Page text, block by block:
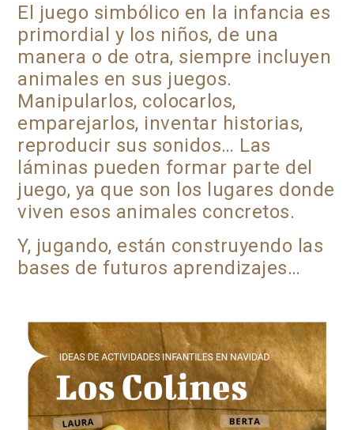
El juego simbólico en la infancia es
primordial y los niños, de una
manera o de otra, siempre incluyen
animales en sus juegos.
Manipularlos, colocarlos,
emparejarlos, inventar historias,
reproducir sus sonidos… Las
láminas pueden formar parte del
juego, ya que son los lugares donde
viven esos animales concretos.
Y, jugando, están construyendo las
bases de futuros aprendizajes…